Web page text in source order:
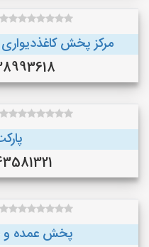
مرکز پخش
09138993618
09143581321
پخش عمده و